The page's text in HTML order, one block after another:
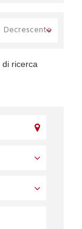
ricerca